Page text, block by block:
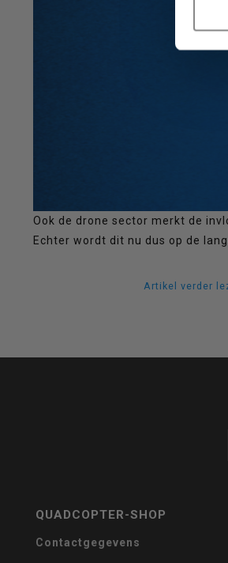
te
Ook de drone sector merkt de
Echter wordt dit nu dus op de
Artikel verder
QUADCOPTER-SHOP
Contactgegevens